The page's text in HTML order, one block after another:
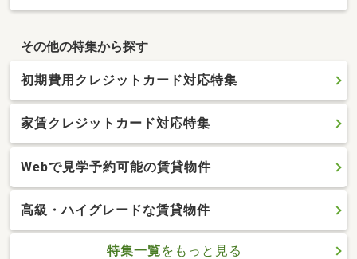
その他の特集から探す
初期費用クレジットカード対応特集
家賃クレジットカード対応特集
Webで見学予約可能の賃貸物件
高級・ハイグレードな賃貸物件
特集一覧をもっと見る